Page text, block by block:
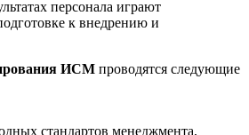
персонала играют
к внедрению и
ИСМ проводятся следующие
стандартов менеджмента,